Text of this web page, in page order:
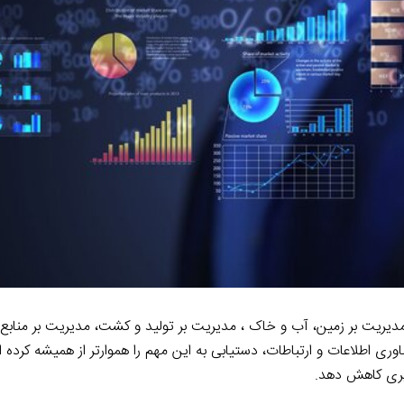
بر زمین، آب و خاک ، مدیریت بر تولید و کشت، مدیریت بر منابع
اطلاعات و ارتباطات، دستیابی به این مهم را هموارتر از همیشه
کاهش دهد.